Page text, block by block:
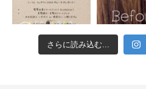
さらに読み込む...